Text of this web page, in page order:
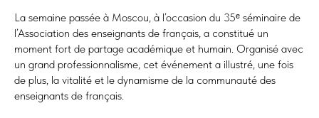
La semaine passée à Moscou, à l’occasion du 35ᵉ séminaire de
l’Association des enseignants de français, a constitué un
moment fort de partage académique et humain. Organisé avec
un grand professionnalisme, cet événement a illustré, une fois
de plus, la vitalité et le dynamisme de la communauté des
enseignants de français.